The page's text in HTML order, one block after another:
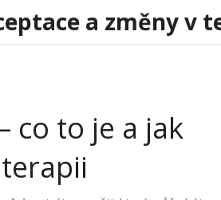
a změny v
co to je a jak